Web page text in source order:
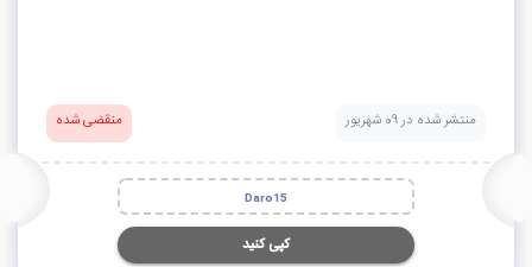
منتشر شده در 09 شهریور منقضی شده
Daro15
کپی کنید